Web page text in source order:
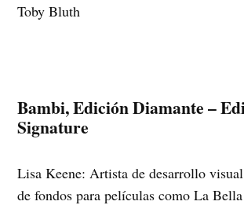
Toby Bluth
Bambi, Edición Diamante –
Signature
Lisa Keene: Artista de desarrollo
de fondos para películas como La